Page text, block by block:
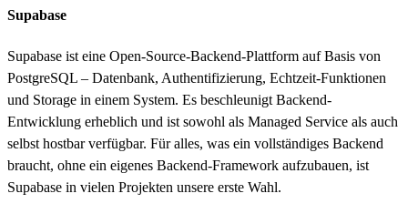
Supabase
Supabase ist eine Open-Source-Backend-Plattform auf Basis von
PostgreSQL – Datenbank, Authentifizierung, Echtzeit-Funktionen
und Storage in einem System. Es beschleunigt Backend-
Entwicklung erheblich und ist sowohl als Managed Service als auch
selbst hostbar verfügbar. Für alles, was ein vollständiges Backend
braucht, ohne ein eigenes Backend-Framework aufzubauen, ist
Supabase in vielen Projekten unsere erste Wahl.